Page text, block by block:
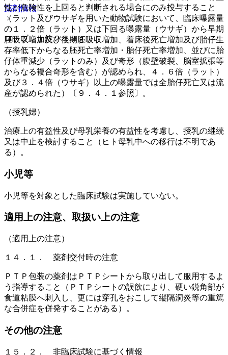
薬剤情報
ローブレナ錠２５ｍｇ
性が危険性を上回ると判断される場合にのみ投与すること
（ラット及びウサギを用いた動物試験において、臨床曝露量
の１．２倍（ラット）又は下回る曝露量（ウサギ）から早期
胚吸収増加及び後期胚吸収増加、着床後死亡増加及び胎仔生
存率低下からなる胚死亡率増加・胎仔死亡率増加、並びに胎
仔体重減少（ラットのみ）及び奇形（腹壁破裂、脳室拡張等
からなる複合奇形を含む）が認められ、４．６倍（ラット）
及び３．４倍（ウサギ）以上の曝露量では全胎仔死亡又は流
産が認められた）〔９．４．１参照〕。
（授乳婦）
治療上の有益性及び母乳栄養の有益性を考慮し、授乳の継続
又は中止を検討すること（ヒト母乳中への移行は不明であ
る）。
小児等
小児等を対象とした臨床試験は実施していない。
適用上の注意、取扱い上の注意
（適用上の注意）
１４．１． 薬剤交付時の注意
ＰＴＰ包装の薬剤はＰＴＰシートから取り出して服用するよ
う指導すること（ＰＴＰシートの誤飲により、硬い鋭角部が
食道粘膜へ刺入し、更には穿孔をおこして縦隔洞炎等の重篤
な合併症を併発することがある）。
その他の注意
１５．２． 非臨床試験に基づく情報